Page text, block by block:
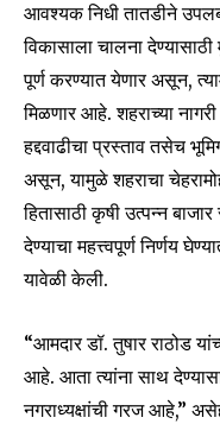
Join our
conversation.
or click the subscribe
your privacy and won't
safe with us.
आवश्यक निधी तातडीने
विकासाला चालना
पूर्ण करण्यात येणार असून,
मिळणार आहे. शहराच्या नागरी
हद्दवाढीचा प्रस्ताव तसेच
असून, यामुळे शहराचा
हितासाठी कृषी उत्पन्न
देण्याचा महत्त्वपूर्ण निर्णय
यावेळी केली.
“आमदार डॉ. तुषार राठोड
आहे. आता त्यांना साथ
नगराध्यक्षांची गरज आहे,”